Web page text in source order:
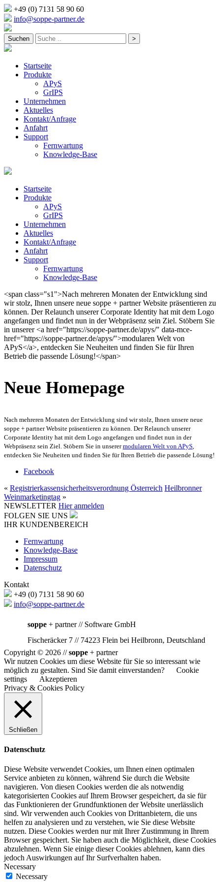
+49 (0) 7131 58 90 60
info@soppe-partner.de
Startseite
Produkte
APyS
GrIPS
Unternehmen
Aktuelles
Kontakt/Anfrage
Anfahrt
Support
Fernwartung
Knowledge-Base
Startseite
Produkte
APyS
GrIPS
Unternehmen
Aktuelles
Kontakt/Anfrage
Anfahrt
Support
Fernwartung
Knowledge-Base
<span class="s1">Nach mehreren Monaten der Entwicklung sind
wir stolz, Ihnen unsere neue soppe + partner Website präsentieren zu
können. Der Relaunch unserer Corporate Identity hat mit dem Logo
angefangen und findet nun in der Webpräsenz sein Ziel. Stöbern Sie
in unserer <a href="https://soppe-partner.de/apys/" data-mce-
href="https://soppe-partner.de/apys/">modularen Welt von
APyS</a>, entdecken Sie Neuheiten und finden Sie für Ihren
Betrieb die passende Lösung!</span>
Neue Homepage
Nach mehreren Monaten der Entwicklung sind wir stolz, Ihnen unsere neue
soppe + partner Website präsentieren zu können. Der Relaunch unserer
Corporate Identity hat mit dem Logo angefangen und findet nun in der
Webpräsenz sein Ziel. Stöbern Sie in unserermodularen Welt von APyS,
entdecken Sie Neuheiten und finden Sie für Ihren Betrieb die passende Lösung!
Facebook
« Registrierkassensicherheitsverordnung Österreich Heilbronner
Weinmarketingtag »
NEWSLETTER Hier anmelden
FOLGEN SIE UNS
IHR KUNDENBEREICH
Fernwartung
Knowledge-Base
Impressum
Datenschutz
Kontakt
+49 (0) 7131 58 90 60
info@soppe-partner.de
soppe + partner // Software GmbH
Fischeräcker 7 // 74223 Flein bei Heilbronn, Deutschland
Copyright © 2026 //soppe + partner
Wir nutzen Cookies um diese Website für Sie so interessant wie
möglich zu gestalten. Sind Sie damit einverstanden?
Cookie
settings
Akzeptieren
Privacy & Cookies Policy
Schließen
Datenschutz
Diese Website verwendet Cookies, um Ihnen einen optimalen
Service anbieten zu können, während Sie durch die Website
navigieren. Von diesen Cookies werden die als notwendig
kategorisierten Cookies auf Ihrem Browser gespeichert, da sie für
das Funktionieren der Grundfunktionen der Website unerlässlich
sind. Wir verwenden auch Cookies von Drittanbietern, die uns
helfen zu analysieren und zu verstehen, wie Sie diese Website
nutzen. Diese Cookies werden nur mit Ihrer Zustimmung in Ihrem
Browser gespeichert. Sie haben auch die Möglichkeit, diese Cookies
abzulehnen. Wenn Sie einige dieser Cookies ablehnen, kann dies
jedoch Auswirkungen auf Ihr Surfverhalten haben.
Necessary
Necessary